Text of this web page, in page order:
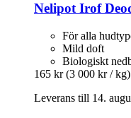
NelipotIrof
För alla
Mild doft
Biologiskt
165 kr (3 000 kr / kg)
Leverans till 14.